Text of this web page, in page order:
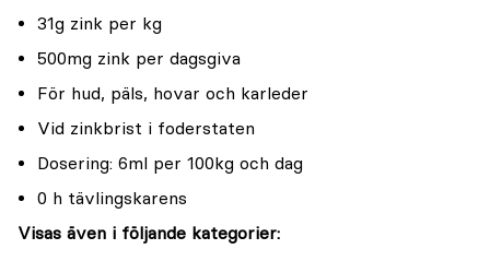
31g zink per kg
500mg zink per dagsgiva
För hud, päls, hovar och karleder
Vid zinkbrist i foderstaten
Dosering: 6ml per 100kg och dag
0 h tävlingskarens
Visas även i följande kategorier: